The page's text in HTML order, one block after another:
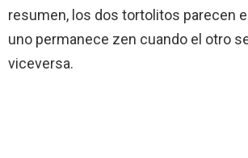
resumen, los dos tortolitos parecen
uno permanece zen cuando el otro
viceversa.